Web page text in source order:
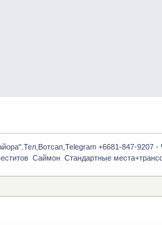
+6681-847-9207 -
Саймон  Стандартные